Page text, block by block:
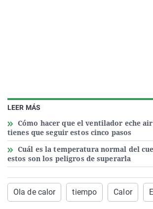
LEER MÁS
Cómo hacer que el ventilador eche
tienes que seguir estos cinco pasos
Cuál es la temperatura normal del
estos son los peligros de superarla
Ola de calor tiempo Calor